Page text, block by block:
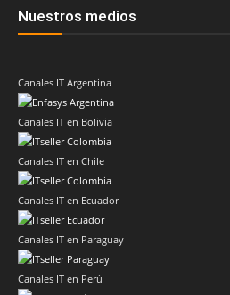
Nuestros medios
Canales IT Argentina
Canales IT en Bolivia
Canales IT en Chile
Canales IT en Ecuador
Canales IT en Paraguay
Canales IT en Perú